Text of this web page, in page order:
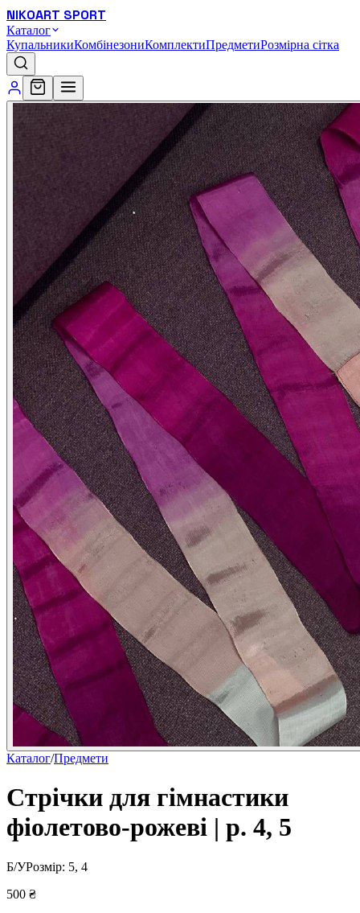
NIKOART SPORT
Каталог
КупальникиКомбінезониКомплектиПредметиРозмірна сітка
Каталог/Предмети
Стрічки для гімнастики
фіолетово-рожеві | р. 4, 5
Б/УРозмір: 5, 4
500 ₴